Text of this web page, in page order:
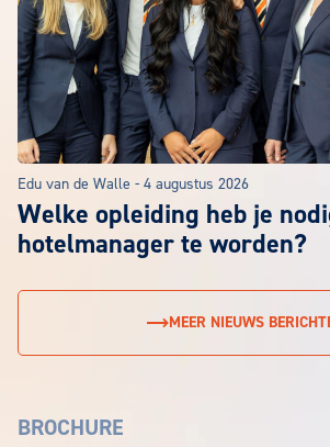
Edu van de Walle - 4 augustus 2026
Welke opleiding heb je
hotelmanager te worden?
MEER NIEUWS
EuroCollege Brochure aanvragen
BROCHURE